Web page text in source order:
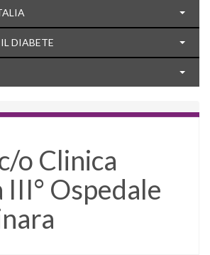
DIABETE
o Clinica
III° Ospedale